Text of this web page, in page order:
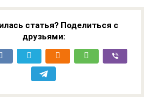
статья? Поделиться с
друзьями: